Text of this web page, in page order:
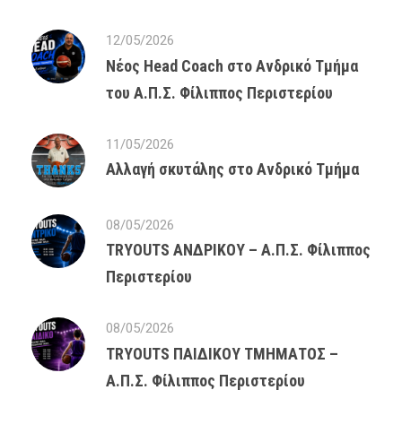
12/05/2026
Νέος Head Coach στο Ανδρικό Τμήμα
του Α.Π.Σ. Φίλιππος Περιστερίου
11/05/2026
Αλλαγή σκυτάλης στο Ανδρικό Τμήμα
08/05/2026
TRYOUTS ΑΝΔΡΙΚΟΥ – Α.Π.Σ. Φίλιππος
Περιστερίου
08/05/2026
TRYOUTS ΠΑΙΔΙΚΟΥ ΤΜΗΜΑΤΟΣ –
Α.Π.Σ. Φίλιππος Περιστερίου